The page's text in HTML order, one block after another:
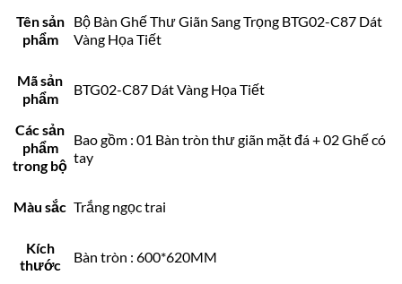
Tên sản
phẩm
Bộ Bàn Ghế Thư Giãn Sang Trọng BTG02-C87 Dát
Vàng Họa Tiết
Mã sản
phẩm
BTG02-C87 Dát Vàng Họa Tiết
Các sản
phẩm
trong bộ
Bao gồm : 01 Bàn tròn thư giãn mặt đá + 02 Ghế có
tay
Màu sắc Trắng ngọc trai
Kích
thước
Bàn tròn : 600*620MM